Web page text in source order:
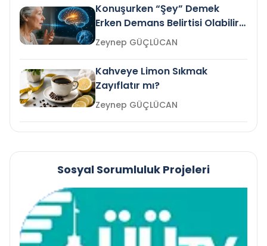
Konuşurken “Şey” Demek
Erken Demans Belirtisi Olabilir
mi?
Zeynep GÜÇLÜCAN
Kahveye Limon Sıkmak
Zayıflatır mı?
Zeynep GÜÇLÜCAN
Sosyal Sorumluluk Projeleri